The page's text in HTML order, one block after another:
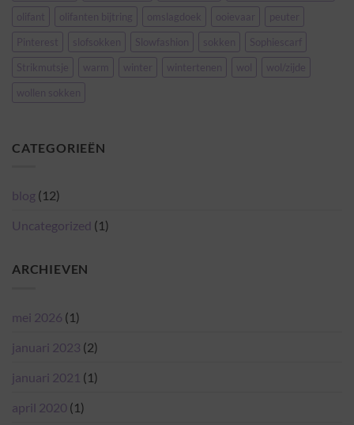
olifant olifanten bijtring omslagdoek ooievaar
peuter
Pinterest
slofsokken Slowfashion sokken
Sophiescarf
Strikmutsje
warm winter wintertenen
wol/zijde
wollen sokken
CATEGORIEËN
blog (12)
Uncategorized (1)
ARCHIEVEN
mei 2026 (1)
januari 2023 (2)
januari 2021 (1)
april 2020 (1)